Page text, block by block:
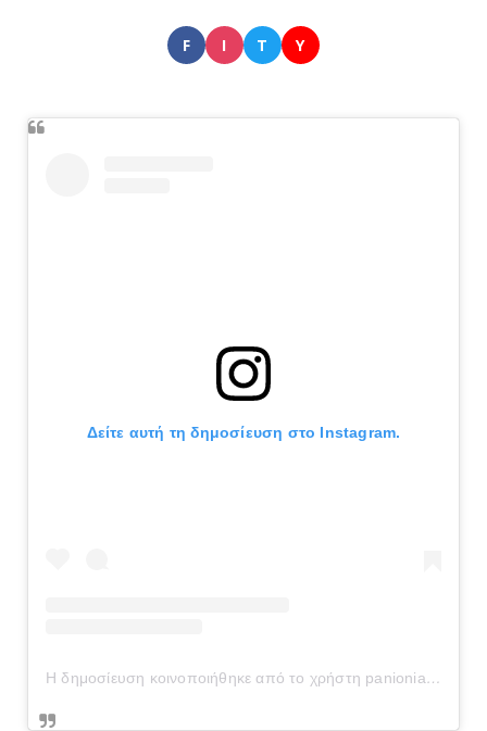
F I T Y
Δείτε αυτή τη δημοσίευση στο Instagram.
Η δημοσίευση κοινοποιήθηκε από το χρήστη panionianea.gr (@panionianea.gr)